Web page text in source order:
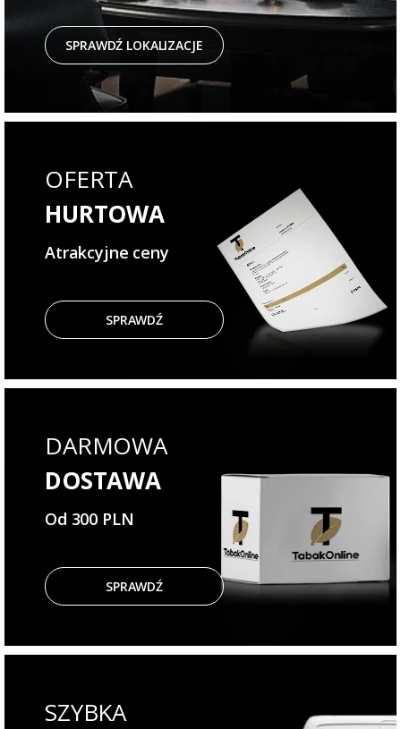
SPRAWDŹ LOKALIZACJE
OFERTA
HURTOWA
Atrakcyjne ceny
SPRAWDŹ
DARMOWA
DOSTAWA
Od 300 PLN
SPRAWDŹ
SZYBKA